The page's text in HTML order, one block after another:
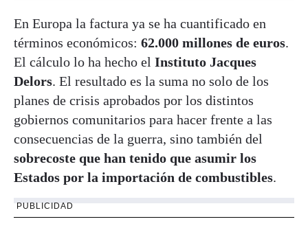
En Europa la factura ya se ha cuantificado en
términos económicos: 62.000 millones de euros.
El cálculo lo ha hecho el Instituto Jacques
Delors. El resultado es la suma no solo de los
planes de crisis aprobados por los distintos
gobiernos comunitarios para hacer frente a las
consecuencias de la guerra, sino también del
sobrecoste que han tenido que asumir los
Estados por la importación de combustibles.
PUBLICIDAD